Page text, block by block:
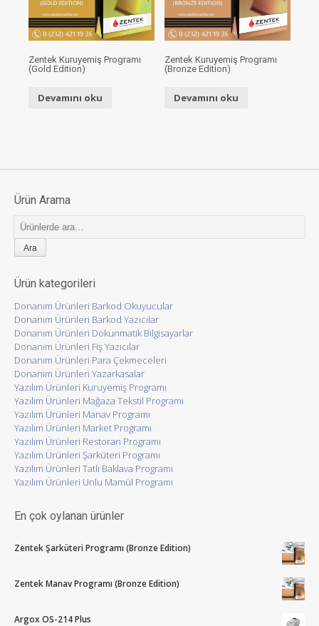
Zentek Kuruyemiş Programı
(Gold Edition)
Devamını oku
Zentek Kuruyemiş Programı
(Bronze Edition)
Devamını oku
Ürün Arama
Ara:
Ürün kategorileri
Donanım Ürünleri Barkod Okuyucular
Donanım Ürünleri Barkod Yazıcılar
Donanım Ürünleri Dokunmatik Bilgisayarlar
Donanım Ürünleri Fiş Yazıcılar
Donanım Ürünleri Para Çekmeceleri
Donanım Ürünleri Yazarkasalar
Yazılım Ürünleri Kuruyemiş Programı
Yazılım Ürünleri Mağaza Tekstil Programı
Yazılım Ürünleri Manav Programı
Yazılım Ürünleri Market Programı
Yazılım Ürünleri Restoran Programı
Yazılım Ürünleri Şarküteri Programı
Yazılım Ürünleri Tatlı Baklava Programı
Yazılım Ürünleri Unlu Mamül Programı
En çok oylanan ürünler
Zentek Şarküteri Programı (Bronze Edition)
Zentek Manav Programı (Bronze Edition)
Argox OS-214 Plus